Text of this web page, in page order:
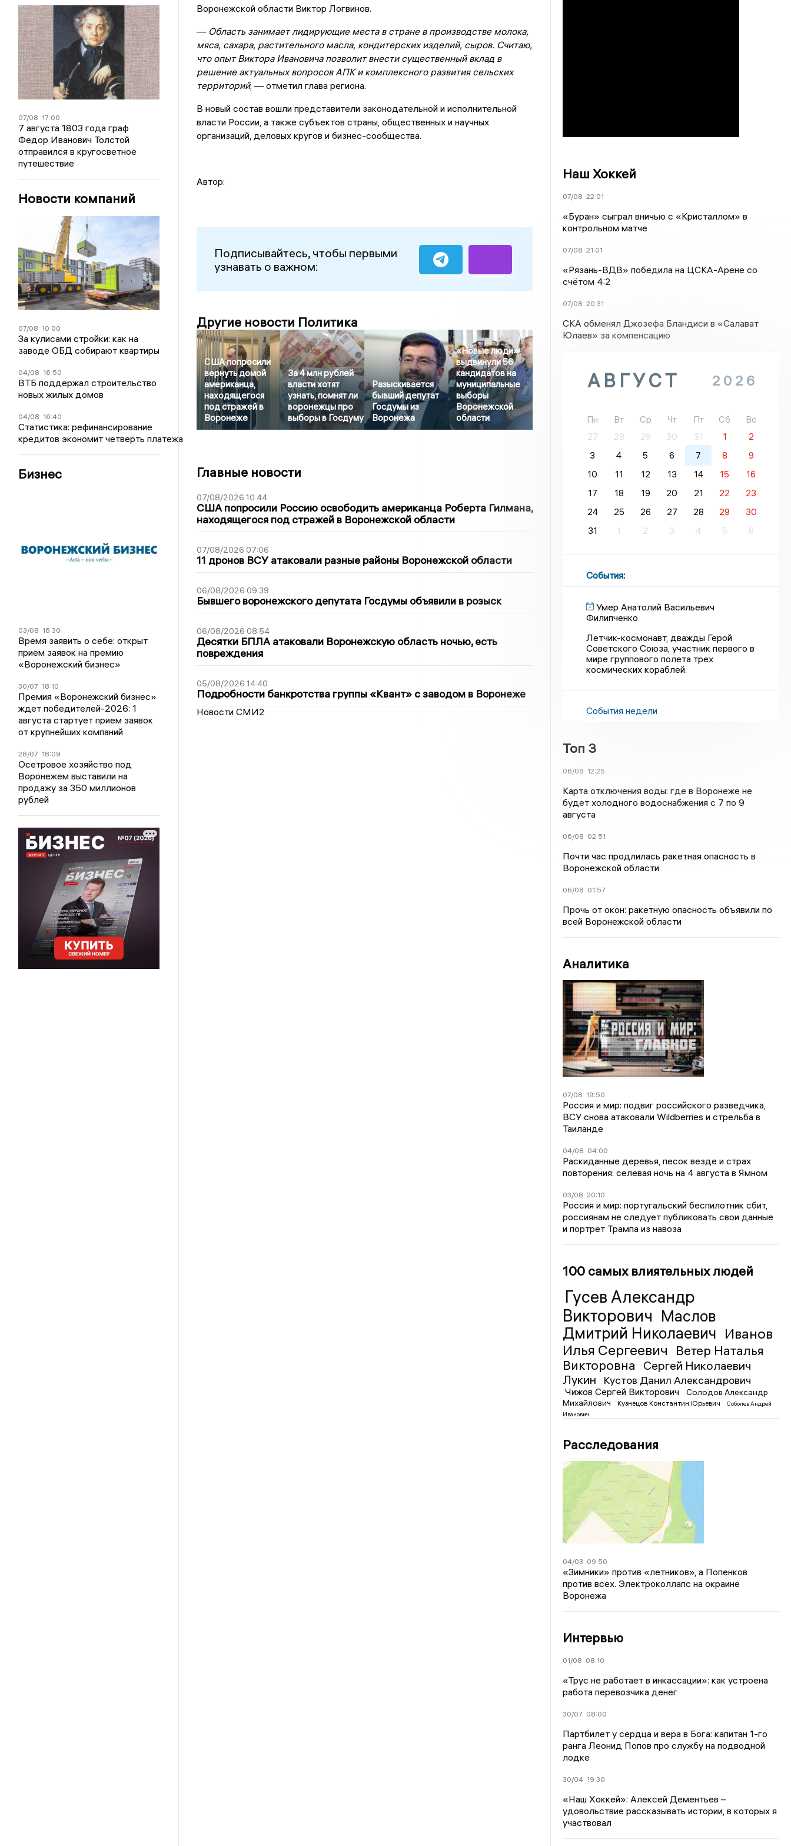
07/08 17:00
7 августа 1803 года граф
Федор Иванович Толстой
отправился в кругосветное
путешествие
Новости компаний
07/08 10:00
За кулисами стройки: как на
заводе ОБД собирают квартиры
04/08 16:50
ВТБ поддержал строительство
новых жилых домов
04/08 16:40
Статистика: рефинансирование
кредитов экономит четверть платежа
Бизнес
03/08 16:30
Время заявить о себе: открыт
прием заявок на премию
«Воронежский бизнес»
30/07 18:10
Премия «Воронежский бизнес»
ждет победителей-2026: 1
августа стартует прием заявок
от крупнейших компаний
28/07 18:09
Осетровое хозяйство под
Воронежем выставили на
продажу за 350 миллионов
рублей
Воронежской области Виктор Логвинов.
— Область занимает лидирующие места в стране в производстве молока,
мяса, сахара, растительного масла, кондитерских изделий, сыров. Считаю,
что опыт Виктора Ивановича позволит внести существенный вклад в
решение актуальных вопросов АПК и комплексного развития сельских
территорий, — отметил глава региона.
В новый состав вошли представители законодательной и исполнительной
власти России, а также субъектов страны, общественных и научных
организаций, деловых кругов и бизнес-сообщества.
Автор:
Подписывайтесь, чтобы первыми
узнавать о важном:
Другие новости Политика
США попросили
вернуть домой
американца,
находящегося
под стражей в
Воронеже
За 4 млн рублей
власти хотят
узнать, помнят ли
воронежцы про
выборы в Госдуму
Разыскивается
бывший депутат
Госдумы из
Воронежа
«Новые люди»
выдвинули 56
кандидатов на
муниципальные
выборы
Воронежской
области
Главные новости
07/08/2026 10:44
США попросили Россию освободить американца Роберта Гилмана,
находящегося под стражей в Воронежской области
07/08/2026 07:06
11 дронов ВСУ атаковали разные районы Воронежской области
06/08/2026 09:39
Бывшего воронежского депутата Госдумы объявили в розыск
06/08/2026 08:54
Десятки БПЛА атаковали Воронежскую область ночью, есть
повреждения
05/08/2026 14:40
Подробности банкротства группы «Квант» с заводом в Воронеже
Новости СМИ2
Наш Хоккей
07/08 22:01
«Буран» сыграл вничью с «Кристаллом» в
контрольном матче
07/08 21:01
«Рязань-ВДВ» победила на ЦСКА-Арене со
счётом 4:2
07/08 20:31
СКА обменял Джозефа Бландиси в «Салават
Юлаев» за компенсацию
АВГУСТ 2026
Пн Вт Ср Чт Пт Сб
Вс
27
28 29 30 31 1
2
3
4 5 6 7 8
9
10
11 12 13 14 15
16
17
18 19 20 21 22
23
24
25 26 27 28 29
30
31
1 2 3 4 5 6
События:
Умер Анатолий Васильевич
Филипченко
Летчик-космонавт, дважды Герой
Советского Союза, участник первого в
мире группового полета трех
космических кораблей.
События недели
Топ 3
06/08 12:25
Карта отключения воды: где в Воронеже не
будет холодного водоснабжения с 7 по 9
августа
06/08 02:51
Почти час продлилась ракетная опасность в
Воронежской области
06/08 01:57
Прочь от окон: ракетную опасность объявили по
всей Воронежской области
Аналитика
07/08 19:50
Россия и мир: подвиг российского разведчика,
ВСУ снова атаковали Wildberries и стрельба в
Таиланде
04/08 04:00
Раскиданные деревья, песок везде и страх
повторения: селевая ночь на 4 августа в Ямном
03/08 20:10
Россия и мир: португальский беспилотник сбит,
россиянам не следует публиковать свои данные
и портрет Трампа из навоза
100 самых влиятельных людей
Гусев Александр
Викторович Маслов
Дмитрий Николаевич Иванов
Илья Сергеевич
Ветер Наталья
Викторовна
Сергей Николаевич
Лукин
Кустов Данил Александрович
Чижов Сергей Викторович
Солодов Александр
Михайлович
Кузнецов Константин Юрьевич
Соболев Андрей
Иванович
Расследования
04/03 09:50
«Зимники» против «летников», а Попенков
против всех. Электроколлапс на окраине
Воронежа
Интервью
01/08 08:10
«Трус не работает в инкассации»: как устроена
работа перевозчика денег
30/07 08:00
Партбилет у сердца и вера в Бога: капитан 1-го
ранга Леонид Попов про службу на подводной
лодке
30/04 19:30
«Наш Хоккей»: Алексей Дементьев –
удовольствие рассказывать истории, в которых я
участвовал